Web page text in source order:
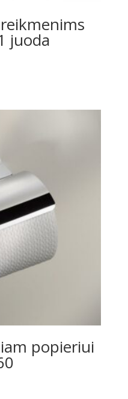
juoda
popieriui